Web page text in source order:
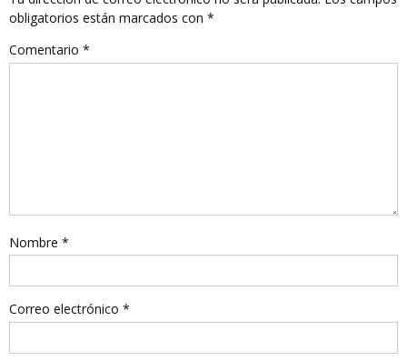
obligatorios están marcados con *
Comentario *
Nombre *
Correo electrónico *